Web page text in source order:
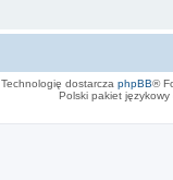
Technologię dostarcza phpBB®
Polski pakiet językowy